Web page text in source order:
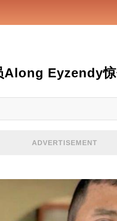
Along Eyzendy
ADVERTISEMENT